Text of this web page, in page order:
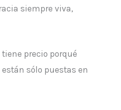
siempre viva,
precio porqué
sólo puestas en